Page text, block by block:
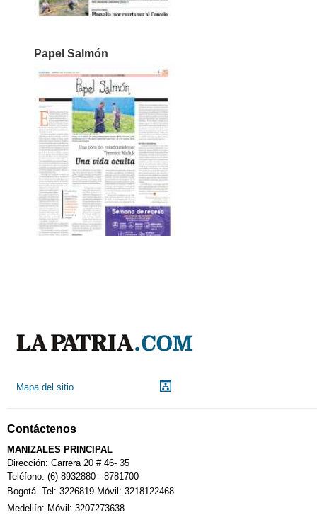
Papel Salmón
Mapa del sitio
Contáctenos
MANIZALES PRINCIPAL
Dirección: Carrera 20 # 46- 35
Teléfono: (6) 8932880 - 8781700
Bogotá. Tel: 3226819 Móvil: 3218122468
Medellín: Móvil: 3207273638